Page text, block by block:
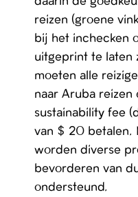
reizen (groene
bij het inchecken
uitgeprint te laten
moeten alle
naar Aruba reizen
sustainability fee
van $ 20 betalen.
worden diverse
bevorderen van
ondersteund.